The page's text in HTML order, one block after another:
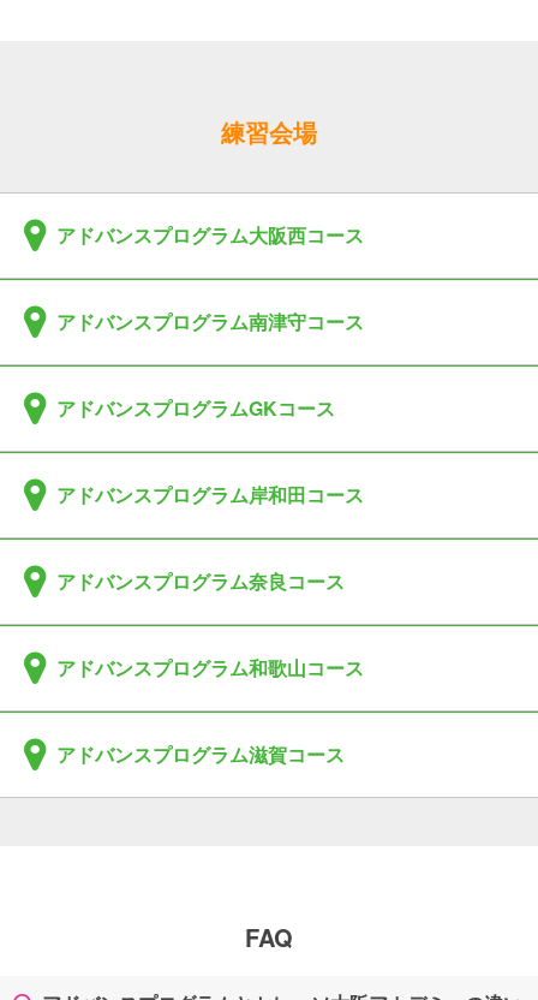
練習会場
アドバンスプログラム大阪西コース
アドバンスプログラム南津守コース
アドバンスプログラムGKコース
アドバンスプログラム岸和田コース
アドバンスプログラム奈良コース
アドバンスプログラム和歌山コース
アドバンスプログラム滋賀コース
FAQ